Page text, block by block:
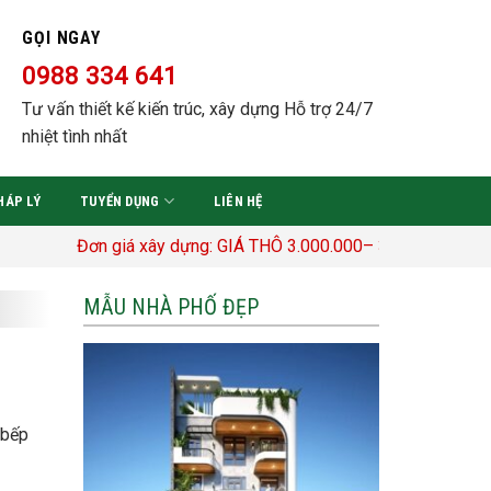
GỌI NGAY
0988 334 641
Tư vấn thiết kế kiến trúc, xây dựng Hỗ trợ 24/7
nhiệt tình nhất
LÝ TUYỂN DỤNG LIÊN HỆ
giá xây dựng: GIÁ THÔ 3.000.000– 3.400.000 Đ/M2 TRỌN
MẪU NHÀ PHỐ ĐẸP